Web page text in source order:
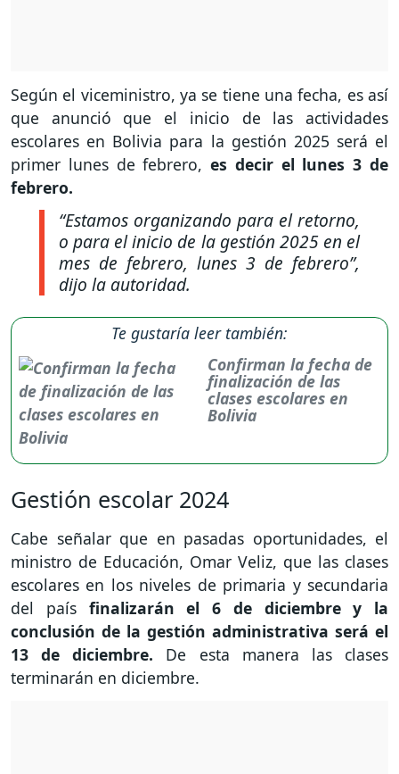
Según el viceministro, ya se tiene una fecha, es así
que anunció que el inicio de las actividades
escolares en Bolivia para la gestión 2025 será el
primer lunes de febrero,es decir el lunes 3 de
febrero.
“Estamos organizando para el retorno,
o para el inicio de la gestión 2025 en el
mes de febrero, lunes 3 de febrero”,
dijo la autoridad.
Te gustaría leer también:
Confirman la fecha de
finalización de las
clases escolares en
Bolivia
Gestión escolar 2024
Cabe señalar que en pasadas oportunidades, el
ministro de Educación, Omar Veliz, que las clases
escolares en los niveles de primaria y secundaria
del país finalizarán el 6 de diciembre y la
conclusión de la gestión administrativa será el
13 de diciembre. De esta manera las clases
terminarán en diciembre.